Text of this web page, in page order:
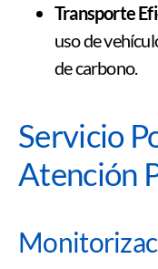
Transporte
uso de
de carbono.
Servicio
Atención